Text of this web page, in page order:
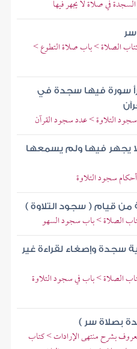
في صلاة لا يجهر فيها
الصلاة > باب صلاة التطوع >
سورة فيها سجدة في
التلاوة > عدد سجود القرآن
يجهر فيها ولم يسمعها
سجود التلاوة
قيام ( سجود التلاوة )
الصلاة > باب سجود السهو
سجدة وإصغاء لقراءة غير
الصلاة > باب في سجود التلاوة
بصلاة سر )
بشرح منتهى الإرادات > كتاب